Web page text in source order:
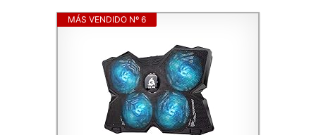
MÁS VENDIDO Nº 6